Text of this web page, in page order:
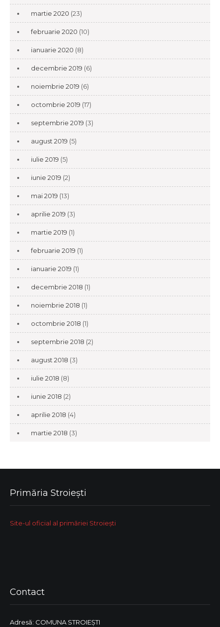
martie 2020 (23)
februarie 2020 (10)
ianuarie 2020 (8)
decembrie 2019 (6)
noiembrie 2019 (6)
octombrie 2019 (17)
septembrie 2019 (3)
august 2019 (5)
iulie 2019 (5)
iunie 2019 (2)
mai 2019 (13)
aprilie 2019 (3)
martie 2019 (1)
februarie 2019 (1)
ianuarie 2019 (1)
decembrie 2018 (1)
noiembrie 2018 (1)
octombrie 2018 (1)
septembrie 2018 (2)
august 2018 (3)
iulie 2018 (8)
iunie 2018 (2)
aprilie 2018 (4)
martie 2018 (3)
Primăria Stroiești
Site-ul oficial al primăriei Stroiești
Contact
Adresă: COMUNA STROIEŞTI